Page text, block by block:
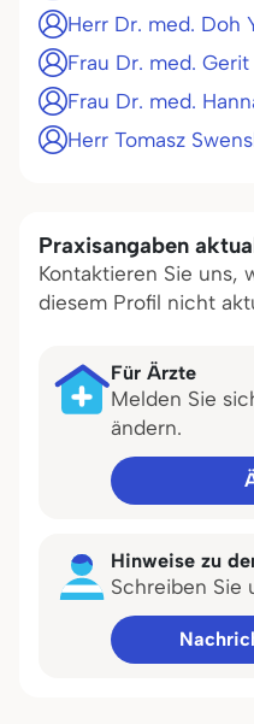
Herr Dr. med. Doh
Frau Dr. med.
Frau Dr. med.
Herr Tomasz
Praxisangaben
Kontaktieren Sie uns,
diesem Profil nicht
Für Ärzte
Melden Sie
ändern.
Hinweise zu
Schreiben Sie